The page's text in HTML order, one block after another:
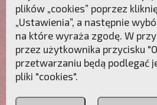
Przebudźmy
Polonia
Christiana
PCh24.pl
plików „cookies” poprzez
„Ustawienia”, a następnie
na które wyraża zgodę. W
przez użytkownika przycisku
przetwarzaniu będą podlegać
pliki "cookies".